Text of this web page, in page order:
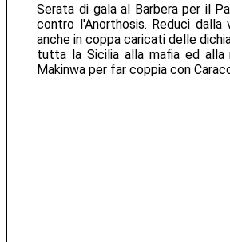
Serata di gala al Barbera per il
contro l'Anorthosis. Reduci
anche in coppa caricati delle
tutta la Sicilia alla mafia ed alla
Makinwa per far coppia con